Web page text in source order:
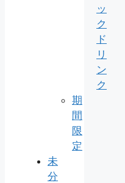
ッ
ク
ド
リ
ン
ク
期
間
限
定
未
分